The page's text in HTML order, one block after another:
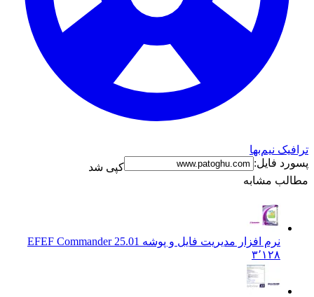
ترافیک نیم‌بها
پسورد فایل:
کپی شد
مطالب مشابه
نرم افزار مدیریت فایل و پوشه EF EF Commander 25.01
۳٬۱۲۸